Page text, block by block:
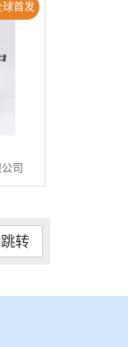
球首发
司
跳转